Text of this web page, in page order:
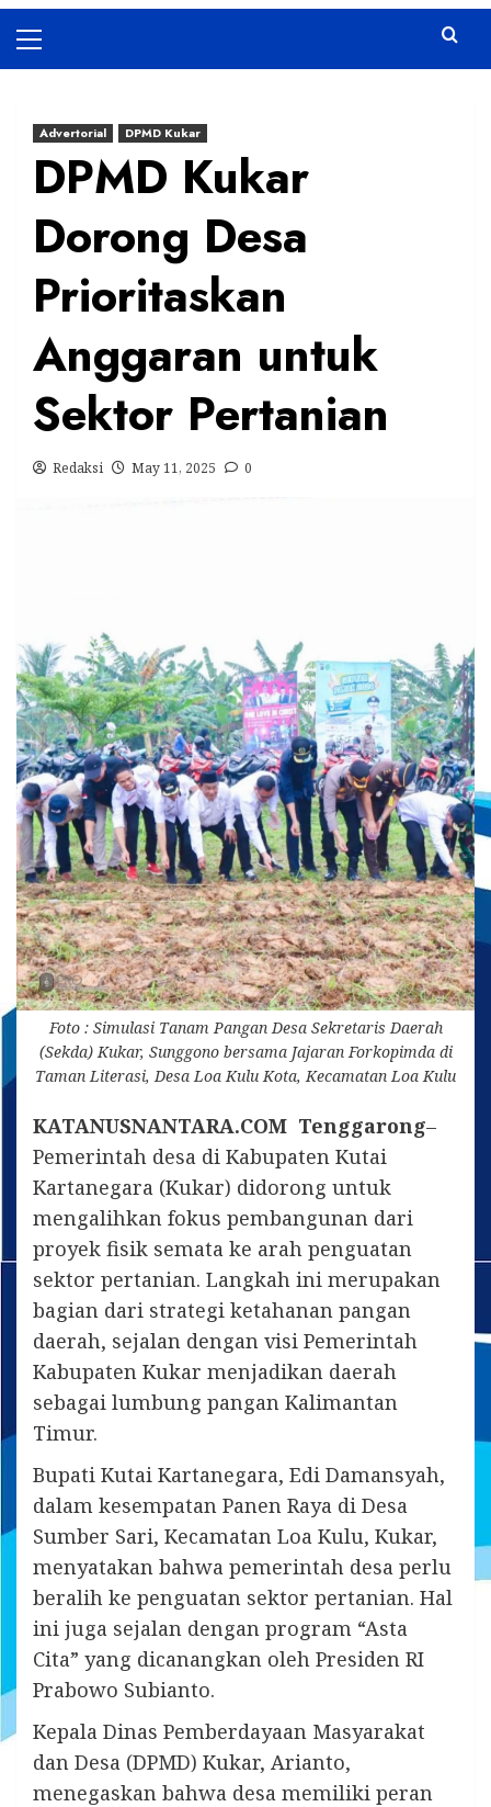
Menu
Advertorial DPMD Kukar
DPMD Kukar
Dorong Desa
Prioritaskan
Anggaran untuk
Sektor Pertanian
Redaksi May 11, 2025 0
Foto : Simulasi Tanam Pangan Desa Sekretaris Daerah
(Sekda) Kukar, Sunggono bersama Jajaran Forkopimda di
Taman Literasi, Desa Loa Kulu Kota, Kecamatan Loa Kulu
KATANUSNANTARA.COM Tenggarong–
Pemerintah desa di Kabupaten Kutai
Kartanegara (Kukar) didorong untuk
mengalihkan fokus pembangunan dari
proyek fisik semata ke arah penguatan
sektor pertanian. Langkah ini merupakan
bagian dari strategi ketahanan pangan
daerah, sejalan dengan visi Pemerintah
Kabupaten Kukar menjadikan daerah
sebagai lumbung pangan Kalimantan
Timur.
Bupati Kutai Kartanegara, Edi Damansyah,
dalam kesempatan Panen Raya di Desa
Sumber Sari, Kecamatan Loa Kulu, Kukar,
menyatakan bahwa pemerintah desa perlu
beralih ke penguatan sektor pertanian. Hal
ini juga sejalan dengan program “Asta
Cita” yang dicanangkan oleh Presiden RI
Prabowo Subianto.
Kepala Dinas Pemberdayaan Masyarakat
dan Desa (DPMD) Kukar, Arianto,
menegaskan bahwa desa memiliki peran